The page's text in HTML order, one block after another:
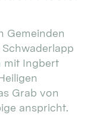
Gemeinden
mit Ingbert
Grab von
anspricht.